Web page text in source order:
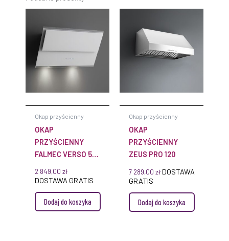
Okap przyścienny
OKAP
PRZYŚCIENNY
FALMEC VERSO 55
2 849,00 zł
DOSTAWA GRATIS
Dodaj do koszyka
Okap przyścienny
OKAP
PRZYŚCIENNY
ZEUS PRO 120
7 289,00 zł DOSTAWA
GRATIS
Dodaj do koszyka